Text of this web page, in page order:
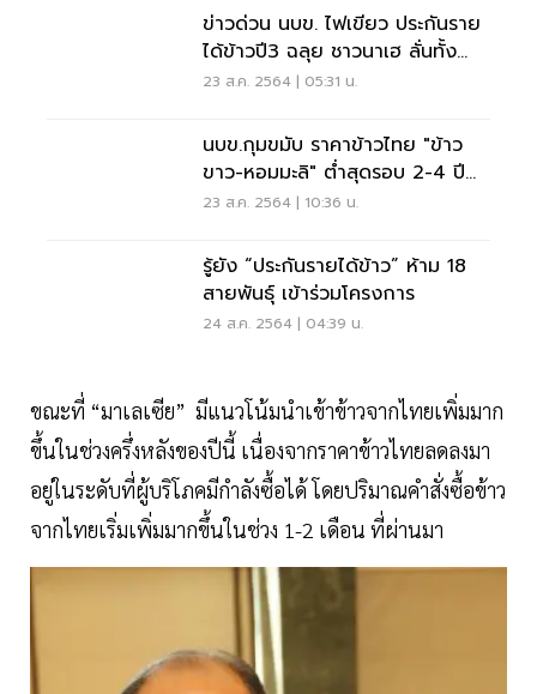
ข่าวด่วน นบข. ไฟเขียว ประกันราย
ได้ข้าวปี3 ฉลุย ชาวนาเฮ ลั่นทั้ง
ประเทศ
23 ส.ค. 2564 | 05:31 น.
นบข.กุมขมับ ราคาข้าวไทย "ข้าว
ขาว-หอมมะลิ" ต่ำสุดรอบ 2-4 ปี
ยังขายไม่ได้
23 ส.ค. 2564 | 10:36 น.
รู้ยัง “ประกันรายได้ข้าว” ห้าม 18
สายพันธุ์ เข้าร่วมโครงการ
24 ส.ค. 2564 | 04:39 น.
ขณะที่ “มาเลเซีย” มีแนวโน้มนำเข้าข้าวจากไทยเพิ่มมาก
ขึ้นในช่วงครึ่งหลังของปีนี้ เนื่องจากราคาข้าวไทยลดลงมา
อยู่ในระดับที่ผู้บริโภคมีกำลังซื้อได้ โดยปริมาณคำสั่งซื้อข้าว
จากไทยเริ่มเพิ่มมากขึ้นในช่วง 1-2 เดือน ที่ผ่านมา